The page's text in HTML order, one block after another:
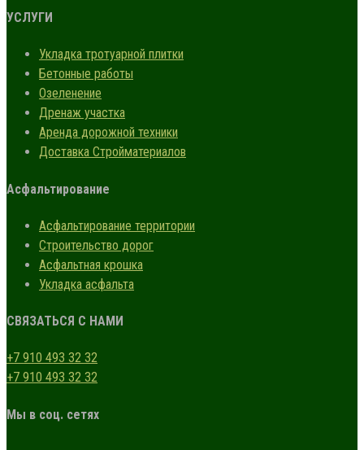
УСЛУГИ
Укладка тротуарной плитки
Бетонные работы
Озеленение
Дренаж участка
Аренда дорожной техники
Доставка Стройматериалов
Асфальтирование
Асфальтирование территории
Строительство дорог
Асфальтная крошка
Укладка асфальта
СВЯЗАТЬСЯ С НАМИ
+7 910 493 32 32
+7 910 493 32 32
Мы в соц. сетях